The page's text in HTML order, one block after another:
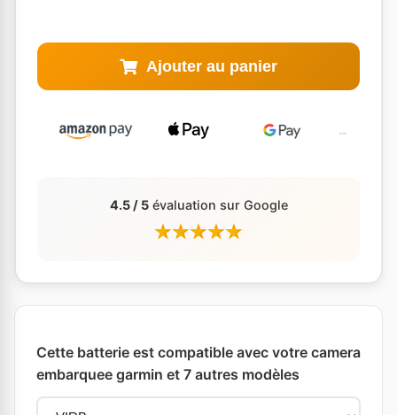
Ajouter au panier
4.5 / 5évaluation sur Google
Cette batterie est compatible avec votre camera
embarquee garmin et 7 autres modèles